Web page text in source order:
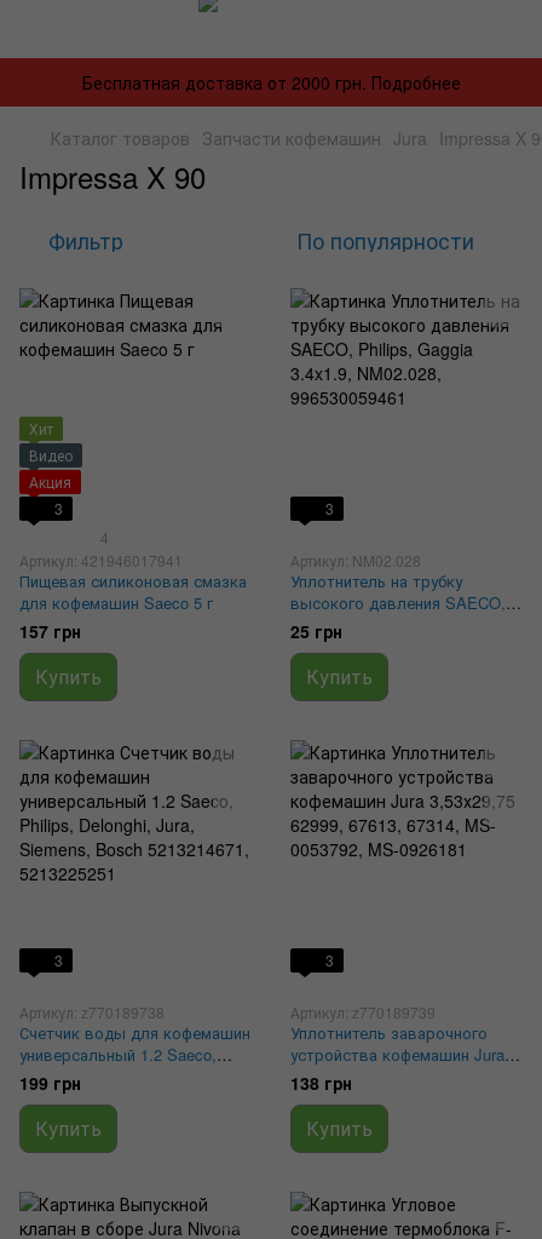
Бесплатная доставка от 2000 грн. Подробнее
Каталог товаров Запчасти кофемашин Jura Impressa X
Impressa X 90
Фильтр По популярности
Хит
Видео
Акция
3
4
Артикул: 421946017941
Пищевая силиконовая смазка
для кофемашин Saeco 5 г
157 грн
Купить
3
Артикул: NM02.028
Уплотнитель на трубку
высокого давления SAECO,
Philips, Gaggia 3.4x1.9,
NM02.028, 996530059461
25 грн
Купить
3
Артикул: z770189738
Счетчик воды для кофемашин
универсальный 1.2 Saeco,
Philips, Delonghi, Jura,
Siemens, Bosch 5213214671,
5213225251
199 грн
Купить
3
Артикул: z770189739
Уплотнитель заварочного
устройства кофемашин Jura
3,53х29,75 62999, 67613, 67314,
MS-0053792, MS-0926181
138 грн
Купить